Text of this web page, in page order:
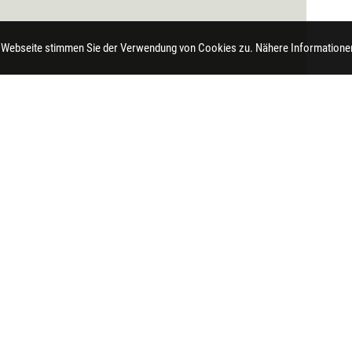
stimmen Sie der Verwendung von Cookies zu. Nähere